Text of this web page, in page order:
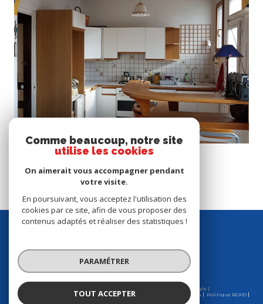
Voir le bien
Noisy-le-Grand (93160)
se
Espace propriétaire
© 2026 | Tous droits réservés | Traduction powered by Google |
Nos honoraires
Plan du site Mentions légales Partenaires
Politique RGPD
Comme beaucoup, notre site
utilise les cookies
On aimerait vous accompagner pendant
votre visite.
En poursuivant, vous acceptez l'utilisation des
cookies par ce site, afin de vous proposer des
contenus adaptés et réaliser des statistiques !
PARAMÉTRER
TOUT ACCEPTER